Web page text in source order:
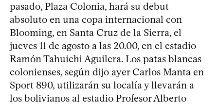
pasado, Plaza Colonia, hará su debut
absoluto en una copa internacional con
Blooming, en Santa Cruz de la Sierra, el
jueves 11 de agosto a las 20.00, en el estadio
Ramón Tahuichi Aguilera. Los patas blancas
colonienses, según dijo ayer Carlos Manta en
Sport 890, utilizarán su localía y llevarán a
los bolivianos al estadio Profesor Alberto